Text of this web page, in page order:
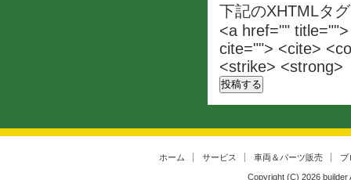
下記のXHTMLタ
<a href=""
cite=""> <cite>
<strike> <strong>
ホーム サービス 車両＆パーツ販売 ブ
Copyright (C) 2026 builder